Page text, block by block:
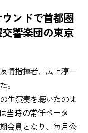
ンドで首都圏
響楽団の東京
情指揮者、広上淳一
。
生演奏を聴いたのは
当時の常任ペータ
会員となり、毎月公